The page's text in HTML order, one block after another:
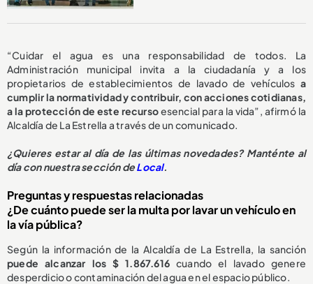
“Cuidar el agua es una responsabilidad de todos. La
Administración municipal invita a la ciudadanía y a los
propietarios de establecimientos de lavado de vehículos a
cumplir la normatividad y contribuir, con acciones cotidianas,
a la protección de este recursoesencial para la vida”, afirmó la
Alcaldía de La Estrella a través de un comunicado.
¿Quieres estar al día de las últimas novedades? Manténte al
día con nuestra sección deLocal.
Preguntas y respuestas relacionadas
¿De cuánto puede ser la multa por lavar un vehículo en
la vía pública?
Según la información de la Alcaldía de La Estrella, la sanción
puede alcanzar los $ 1.867.616 cuando el lavado genere
desperdicio o contaminación del agua en el espacio público.